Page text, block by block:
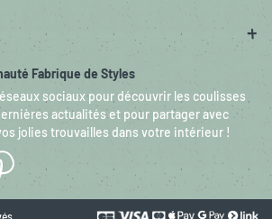
Fabrique de Styles
sociaux pour découvrir les coulisses
actualités et pour partager avec
jolies trouvailles dans votre intérieur !